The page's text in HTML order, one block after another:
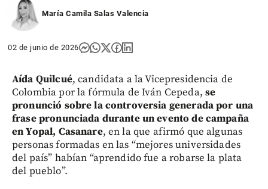
María Camila Salas Valencia
02 de junio de 2026
Aída Quilcué, candidata a la Vicepresidencia de
Colombia por la fórmula de Iván Cepeda, se
pronunció sobre la controversia generada por una
frase pronunciada durante un evento de campaña
en Yopal, Casanare, en la que afirmó que algunas
personas formadas en las “mejores universidades
del país” habían “aprendido fue a robarse la plata
del pueblo”.